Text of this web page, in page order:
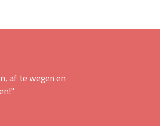
af te wegen en